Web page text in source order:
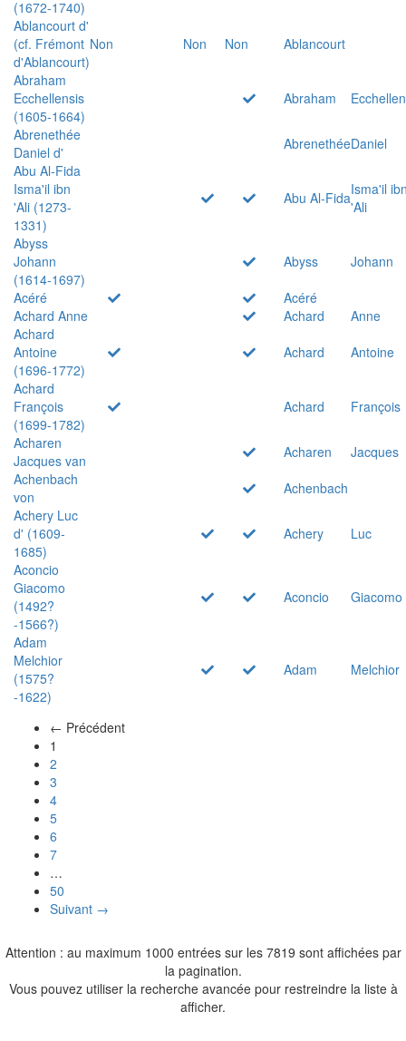
(1672-1740)
Ablancourt d'
(cf. Frémont
d'Ablancourt)
Non Non Non
Ablancourt
Abraham
Ecchellensis
(1605-1664)
Abraham
Abrenethée
Daniel d'
AbrenethéeDaniel
Abu Al-Fida
Isma'il ibn
'Ali (1273-
1331)
Abu Al-FidaIsma'il
'Ali
Abyss
Johann
(1614-1697)
Abyss
Johann
Acéré
Acéré
Achard Anne
Achard
Anne
Achard
Antoine
(1696-1772)
Achard
Antoine
Achard
François
(1699-1782)
Achard
François
Acharen
Jacques van
Acharen
Jacques
Achenbach
von
Achenbach
Achery Luc
d' (1609-
1685)
Achery
Luc
Aconcio
Giacomo
(1492?
-1566?)
Aconcio Giacomo
Adam
Melchior
(1575?
-1622)
Adam Melchior
← Précédent
1
2
3
4
5
6
7
…
50
Suivant →
Attention : au maximum 1000 entrées sur les 7819 sont affichées par
la pagination.
Vous pouvez utiliser la recherche avancée pour restreindre la liste à
afficher.